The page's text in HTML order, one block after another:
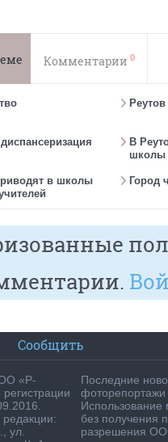
Комментарии 0
В
школы
в школы
Город
Сообщить
«Р-
редакции:
ул.
Последние
фоторепортажи
Использование
без получения
разрешения